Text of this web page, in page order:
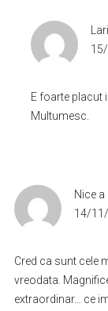
E foarte placut
Multumesc.
Nice a
14/
Cred ca sunt cele
vreodata.
extraordinar… ce